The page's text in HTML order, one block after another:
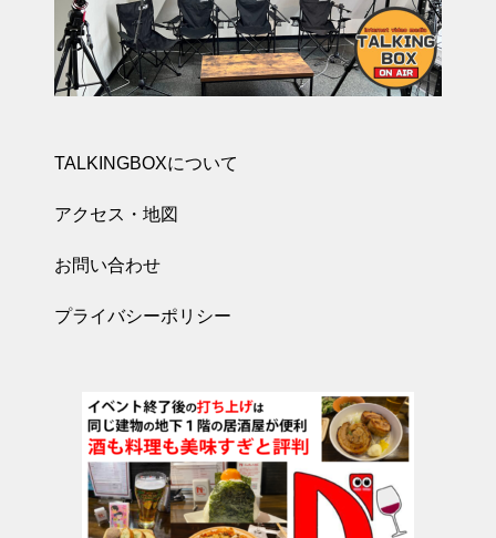
TALKINGBOXについて
アクセス・地図
お問い合わせ
プライバシーポリシー